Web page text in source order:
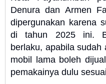
Denura dan Armen
dipergunakan karena
di tahun 2025 ini.
berlaku, apabila
mobil lama boleh
pemakainya dulu